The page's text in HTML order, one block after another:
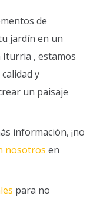
de
jardín en un
Iturria , estamos
y
un paisaje
información, ¡no
nosotros en
para no